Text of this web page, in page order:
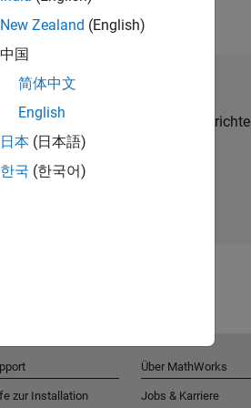
Network beitreten
Stellenangebote, Berichte
Unternehmensneuigkeiten.
New Zealand (English)
中国
简体中文
English
日本 (日本語)
한국 (한국어)
zur Installation
Über MathWorks
Jobs & Karriere